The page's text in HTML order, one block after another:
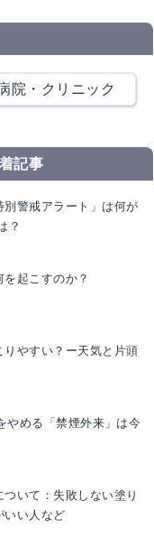
院・クリニック
記事
警戒アラート」は何が
？
起こすのか？
やすい？ー天気と片頭
やめる「禁煙外来」は今
いて：失敗しない塗り
いい人など